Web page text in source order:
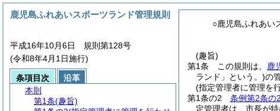
○鹿児島ふれあい
(趣旨)
第1条
この規則は、 鹿
ランド」という。)の
(指定管理者に管理を
第1条の2
条例第2条の2
定管理者は、市長が特
鹿児島ふれあいスポーツランド管理規則
平成16年10月6日 規則第128号
(令和8年4月1日施行)
条項目次
沿革
本則
第1条(趣旨)